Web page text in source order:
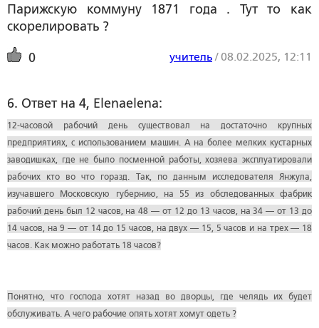
Парижскую коммуну 1871 года . Тут то как
скорелировать ?
0 учитель /08.02.2025, 12:11
6. Ответ на 4, Elenaelena:
12-часовой рабочий день существовал на достаточно крупных
предприятиях, с использованием машин. А на более мелких кустарных
заводишках, где не было посменной работы, хозяева эксплуатировали
рабочих кто во что горазд. Так, по данным исследователя Янжула,
изучавшего Московскую губернию, на 55 из обследованных фабрик
рабочий день был 12 часов, на 48 — от 12 до 13 часов, на 34 — от 13 до
14 часов, на 9 — от 14 до 15 часов, на двух — 15, 5 часов и на трех — 18
часов. Как можно работать 18 часов?
Понятно, что господа хотят назад во дворцы, где челядь их будет
обслуживать. А чего рабочие опять хотят хомут одеть ?